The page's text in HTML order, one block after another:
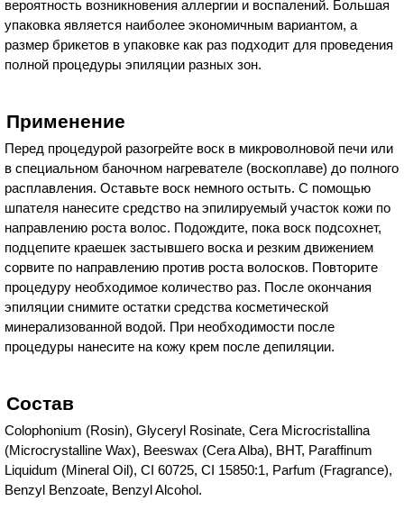
вероятность возникновения аллергии и воспалений. Большая
упаковка является наиболее экономичным вариантом, а
размер брикетов в упаковке как раз подходит для проведения
полной процедуры эпиляции разных зон.
Применение
Перед процедурой разогрейте воск в микроволновой печи или
в специальном баночном нагревателе (воскоплаве) до полного
расплавления. Оставьте воск немного остыть. С помощью
шпателя нанесите средство на эпилируемый участок кожи по
направлению роста волос. Подождите, пока воск подсохнет,
подцепите краешек застывшего воска и резким движением
сорвите по направлению против роста волосков. Повторите
процедуру необходимое количество раз. После окончания
эпиляции снимите остатки средства косметической
минерализованной водой. При необходимости после
процедуры нанесите на кожу крем после депиляции.
Состав
Colophonium (Rosin), Glyceryl Rosinate, Cera Microcristallina
(Microcrystalline Wax), Beeswax (Cera Alba), BHT, Paraffinum
Liquidum (Mineral Oil), CI 60725, CI 15850:1, Parfum (Fragrance),
Benzyl Benzoate, Benzyl Alcohol.